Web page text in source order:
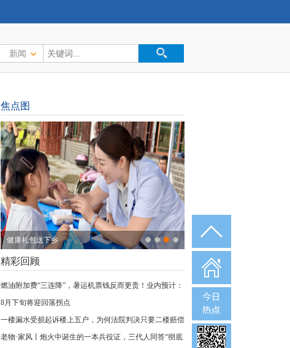
新闻
焦点图
健康礼包送下乡
精彩回顾
燃油附加费“三连降”，暑运机票钱反而更贵！业内预计：
8月下旬将迎回落拐点
一楼漏水受损起诉楼上五户，为何法院判决只要二楼赔偿
老物·家风丨炮火中诞生的一本兵役证，三代人同答“彻底